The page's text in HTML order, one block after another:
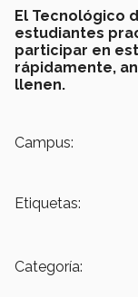
El Tecnológico
estudiantes
participar en
rápidamente,
llenen.
Campus:
Etiquetas:
Categoría: